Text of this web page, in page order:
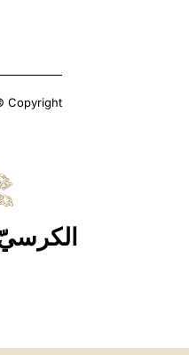
Copyright © دائرة الاتصالات